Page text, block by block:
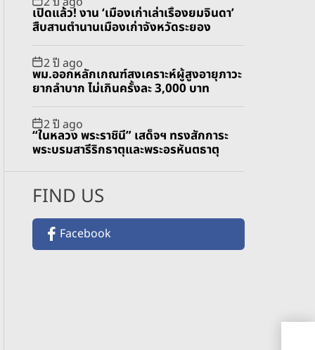
เปิดแล้ว! งาน ‘เมืองเก่าเล่าเรื่องยมจินดา’
สืบสานตำนานเมืองเก่าจังหวัดระยอง
2 ปี ago
พม.ออกหลักเกณฑ์สงเคราะห์ผู้สูงอายุภาวะ
ยากลำบาก ไม่เกินครั้งละ 3,000 บาท
2 ปี ago
“ในหลวง พระราชินี” เสด็จฯ ทรงสักการะ
พระบรมสารีริกธาตุและพระอรหันตธาตุ
FIND US
Facebook